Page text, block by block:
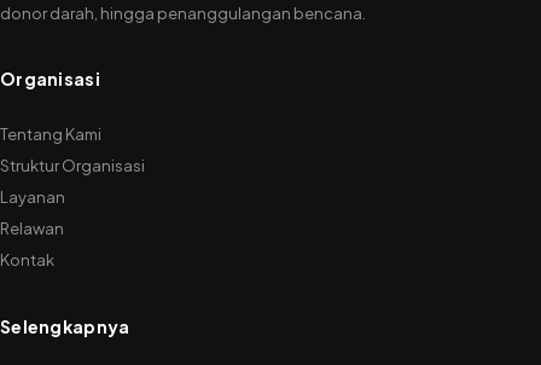
donor darah, hingga penanggulangan bencana.
Organisasi
Tentang Kami
Struktur Organisasi
Layanan
Relawan
Kontak
Selengkapnya